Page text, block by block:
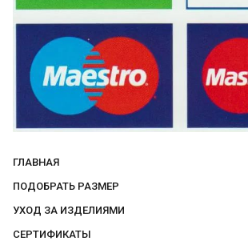
ГЛАВНАЯ
ПОДОБРАТЬ РАЗМЕР
УХОД ЗА ИЗДЕЛИЯМИ
СЕРТИФИКАТЫ